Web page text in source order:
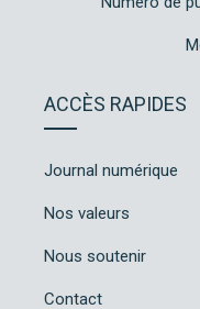
ACCÈS RAPIDES
Journal numérique
Nos valeurs
Nous soutenir
Contact